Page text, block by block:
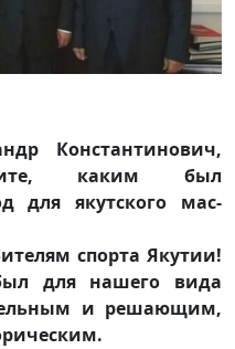
Константинович,
каким был
для якутского мас-
спорта Якутии!
для нашего вида
и решающим,